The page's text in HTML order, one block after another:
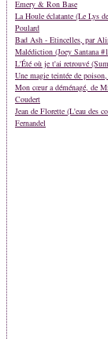
Emery & Ron Base
La Houle éclatante (Le Lys
Poulard
Bad Ash - Etincelles, par
Malédiction (Joey Santana
L'Été où je t'ai retrouvé
Une magie teintée de
Mon cœur a déménagé, de
Coudert
Jean de Florette (L'eau des
Fernandel